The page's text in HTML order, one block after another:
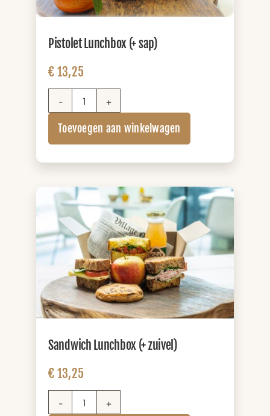
Pistolet Lunchbox (+ sap)
€ 13,25
Pistolet
(+
Toevoegen aan winkelwagen
Sandwich Lunchbox (+ zuivel)
€ 13,25
Sandwich